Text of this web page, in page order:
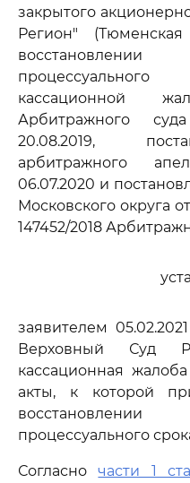
закрытого
Регион"
кассационной
Арбитражного
20.08.2019,
арбитражного
06.07.2020 и
Московского округа
147452/2018
заявителем
Верховный Суд
кассационная
акты, к которой
процессуального
Согласночасти 1